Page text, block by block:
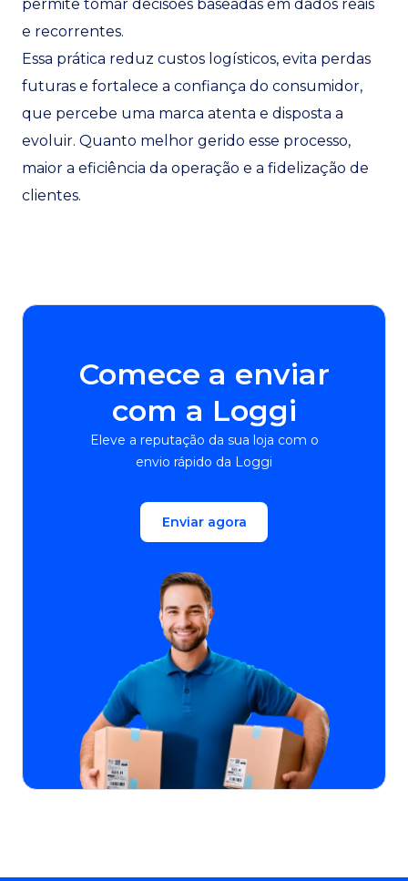
permite tomar decisões baseadas em dados reais
e recorrentes.
Essa prática reduz custos logísticos, evita perdas
futuras e fortalece a confiança do consumidor,
que percebe uma marca atenta e disposta a
evoluir. Quanto melhor gerido esse processo,
maior a eficiência da operação e a fidelização de
clientes.
Comece a enviar
com a Loggi
Eleve a reputação da sua loja com o
envio rápido da Loggi
Enviar agora